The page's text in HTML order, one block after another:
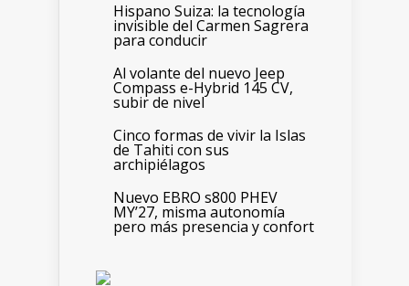
Hispano Suiza: la tecnología
invisible del Carmen Sagrera
para conducir
Al volante del nuevo Jeep
Compass e-Hybrid 145 CV,
subir de nivel
Cinco formas de vivir la Islas
de Tahiti con sus
archipiélagos
Nuevo EBRO s800 PHEV
MY’27, misma autonomía
pero más presencia y confort